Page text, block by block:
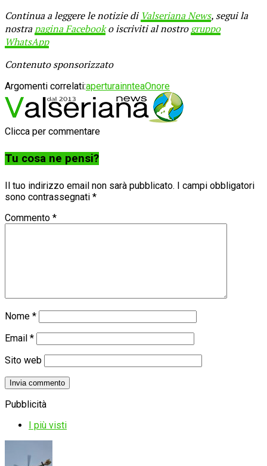
Continua a leggere le notizie di Valseriana News, segui la
nostrapagina Facebooko iscriviti al nostrogruppo
WhatsApp
Contenuto sponsorizzato
Argomenti correlati:aperturainnteaOnore
Clicca per commentare
Tu cosa ne pensi?
Il tuo indirizzo email non sarà pubblicato. I campi obbligatori
sono contrassegnati *
Commento *
Nome *
Email *
Sito web
Pubblicità
I più visti